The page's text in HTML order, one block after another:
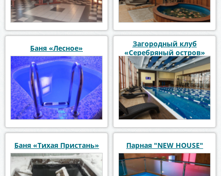
Баня «Лесное»
Загородный клуб
«Серебряный остров»
Баня «Тихая Пристань» Парная "NEW HOUSE"